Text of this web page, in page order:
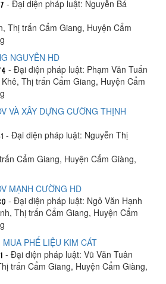
- Đại diện pháp luật: Nguyễn Bá
Thị trấn Cẩm Giang, Huyện Cẩm
NGUYÊN HD
- Đại diện pháp luật: Phạm Văn Tuấn
Thị trấn Cẩm Giang, Huyện Cẩm
VÀ XÂY DỰNG CƯỜNG THỊNH
- Đại diện pháp luật: Nguyễn Thị
Cẩm Giang, Huyện Cẩm Giàng,
MẠNH CƯỜNG HD
- Đại diện pháp luật: Ngô Văn Hạnh
Thị trấn Cẩm Giang, Huyện Cẩm
PHẾ LIỆU KIM CÁT
- Đại diện pháp luật: Vũ Văn Tuân
trấn Cẩm Giang, Huyện Cẩm Giàng,